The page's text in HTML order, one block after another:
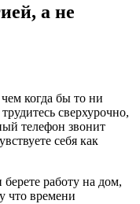
а не
когда бы то ни
сверхурочно,
телефон звонит
себя как
работу на дом,
что времени